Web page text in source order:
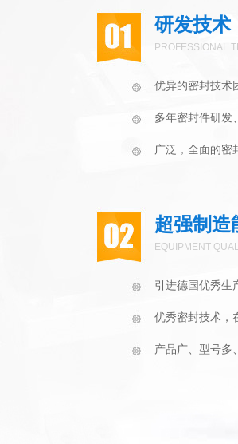
研发技术
PROFESSIONAL
优异的密封技术
多年密封件研发
广泛，全面的密
超强制造
EQUIPMENT
引进德国优秀生
优秀密封技术，
产品广、型号多